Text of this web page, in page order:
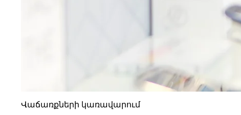
Վաճառքների կառավարում